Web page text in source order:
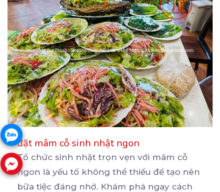
đặt mâm cỗ sinh nhật ngon
Tổ chức sinh nhật trọn vẹn với mâm cỗ
ngon là yếu tố không thể thiếu để tạo nên
bữa tiệc đáng nhớ. Khám phá ngay cách